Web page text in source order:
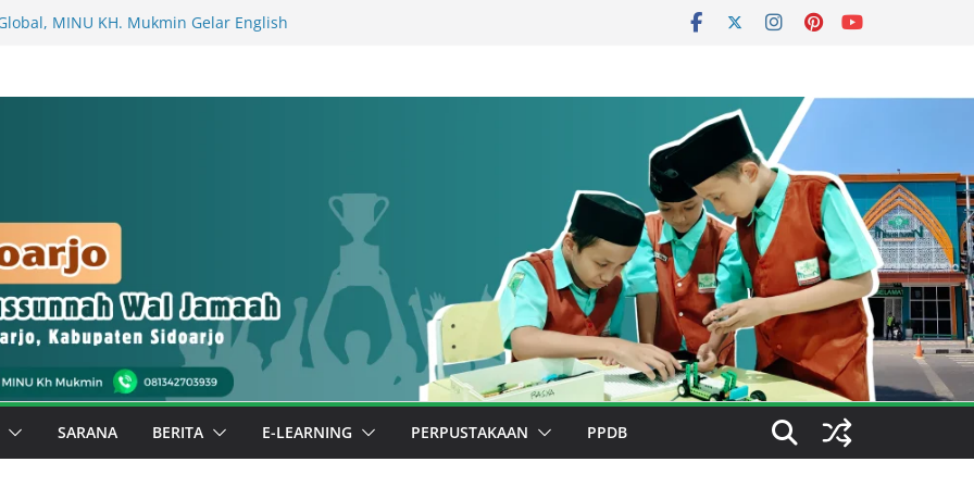
MINU KH. Mukmin Gelar English
Berbuah Prestasi, Kelas 3 Fahruddin
di Luar Madrasah
Berkarya, Special Day MINU KH.
Ekstrakurikuler dan Stan Budaya
SARANA BERITA E-LEARNING PERPUSTAKAAN PPDB